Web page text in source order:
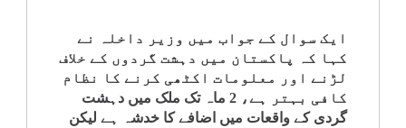
ایک سوال کے جواب میں وزیر داخلہ نے
کہا کہ پاکستان میں دہشت گردوں کے خلاف
لڑنے اور معلومات اکٹھی کرنے کا نظام
کافی بہتر ہے، 2 ماہ تک ملک میں دہشت
گردی کے واقعات میں اضافے کا خدشہ ہے لیکن